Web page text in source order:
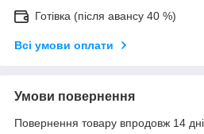
Готівка (після авансу 40 %)
Всі умови оплати
Умови повернення
Повернення товару впродовж 14